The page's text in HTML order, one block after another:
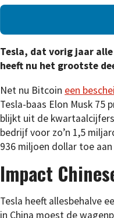
Tesla, dat vorig jaar
heeft nu het grootste
Net nu Bitcoin een
Tesla-baas Elon Musk 75
blijkt uit de
bedrijf voor zo’n 1,5
936 miljoen dollar toe aan
Impact
Tesla heeft allesbehalve
in China moest de